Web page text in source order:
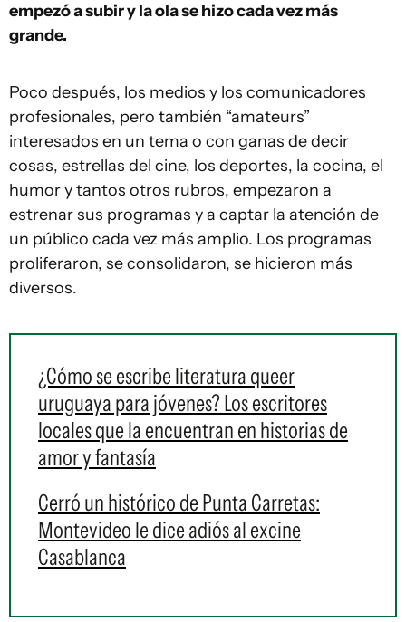
empezó a subir y la ola se hizo cada vez más
grande.
Poco después, los medios y los comunicadores
profesionales, pero también “amateurs”
interesados en un tema o con ganas de decir
cosas, estrellas del cine, los deportes, la cocina, el
humor y tantos otros rubros, empezaron a
estrenar sus programas y a captar la atención de
un público cada vez más amplio. Los programas
proliferaron, se consolidaron, se hicieron más
diversos.
¿Cómo se escribe literatura queer
uruguaya para jóvenes? Los escritores
locales que la encuentran en historias de
amor y fantasía
Cerró un histórico de Punta Carretas:
Montevideo le dice adiós al excine
Casablanca